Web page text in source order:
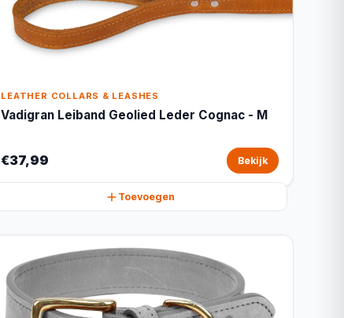
LEATHER COLLARS & LEASHES
Vadigran Leiband Geolied Leder Cognac - M
€37,99 Bekijk
Toevoegen